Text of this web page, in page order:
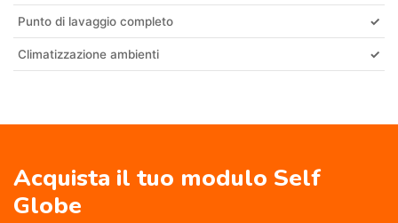
Punto di lavaggio completo ✓
Climatizzazione ambienti ✓
Acquista il tuo modulo Self
Globe